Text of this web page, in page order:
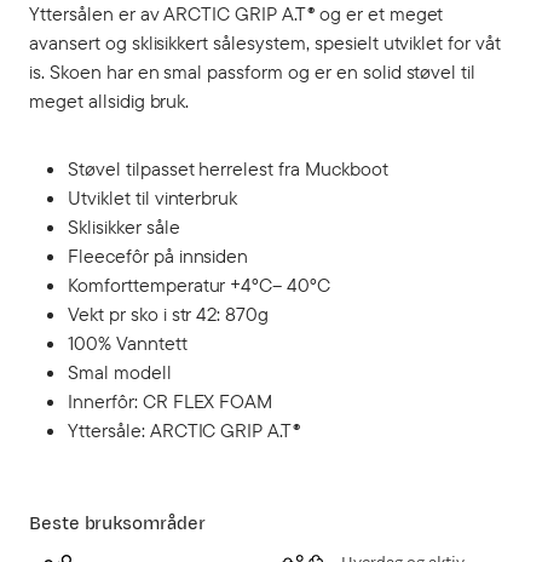
Yttersålen er av ARCTIC GRIP A.T® og er et meget
avansert og sklisikkert sålesystem, spesielt utviklet for våt
is. Skoen har en smal passform og er en solid støvel til
meget allsidig bruk.
Støvel tilpasset herrelest fra Muckboot
Utviklet til vinterbruk
Sklisikker såle
Fleecefôr på innsiden
Komforttemperatur +4°C– 40°C
Vekt pr sko i str 42: 870g
100% Vanntett
Smal modell
Innerfôr: CR FLEX FOAM
Yttersåle: ARCTIC GRIP A.T®
Beste bruksområder